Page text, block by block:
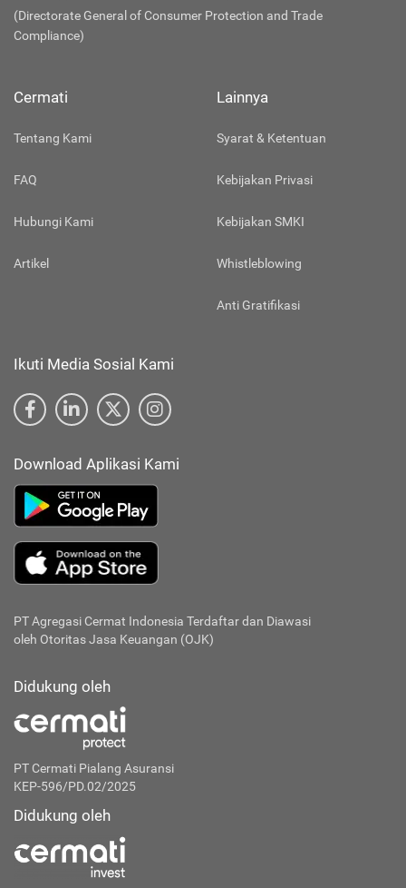
(Directorate General of Consumer Protection and Trade
Compliance)
Cermati
Tentang Kami
FAQ
Hubungi Kami
Artikel
Lainnya
Syarat & Ketentuan
Kebijakan Privasi
Kebijakan SMKI
Whistleblowing
Anti Gratifikasi
Ikuti Media Sosial Kami
Download Aplikasi Kami
PT Agregasi Cermat Indonesia Terdaftar dan Diawasi
oleh Otoritas Jasa Keuangan (OJK)
Didukung oleh
PT Cermati Pialang Asuransi
KEP-596/PD.02/2025
Didukung oleh